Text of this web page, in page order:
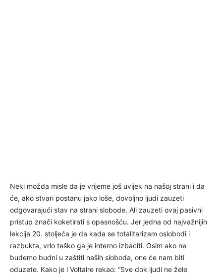
Neki možda misle da je vrijeme još uvijek na našoj strani i da
će, ako stvari postanu jako loše, dovoljno ljudi zauzeti
odgovarajući stav na strani slobode. Ali zauzeti ovaj pasivni
pristup znači koketirati s opasnošću. Jer jedna od najvažnijih
lekcija 20. stoljeća je da kada se totalitarizam oslobodi i
razbukta, vrlo teško ga je interno izbaciti. Osim ako ne
budemo budni u zaštiti naših sloboda, one će nam biti
oduzete. Kako je i Voltaire rekao: “Sve dok ljudi ne žele